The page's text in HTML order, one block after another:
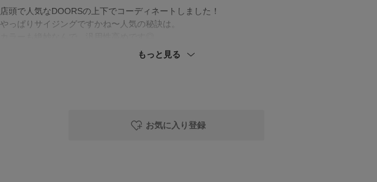
店頭で人気なDOORSの上下でコーディネートしました！
やっぱりサイジングですかね〜人気の秘訣は。
もっと見る
お気に入り登録